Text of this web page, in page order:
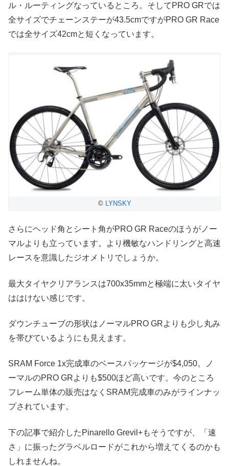
ル・ルーティングなっているところ。そしてPRO GRでは
全サイズでチェーンステーが43.5cmですがPRO GR Race
では全サイズ42cmと短くなっています。
© LYNSKY
さらにヘッド角とシート角がPRO GR Raceのほうがノー
マルよりも立っています。より機敏なハンドリングと高速
レースを意識したジオメトリでしょうか。
最大タイヤクリアランスは700x35mmと極端に太いタイヤ
ははけない感じです。
ダウンチューブの形状はノーマルPRO GRよりも少し丸み
を帯びているようにも見えます。
SRAM Force 1x完成車のベースパッケージが$4,050。ノ
ーマルのPRO GRよりも$500ほど高いです。今のところ
フレーム単体の販売はなくSRAM完成車のみがラインナッ
プされています。
下の記事で紹介したPinarello Grevil+もそうですが、「速
さ」に振ったグラベルロードがこれから増えてくるのかも
しれませんね。